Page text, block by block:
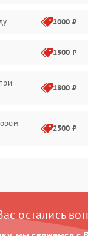
2000 ₽
1500 ₽
1800 ₽
2500 ₽
2200 ₽
остались